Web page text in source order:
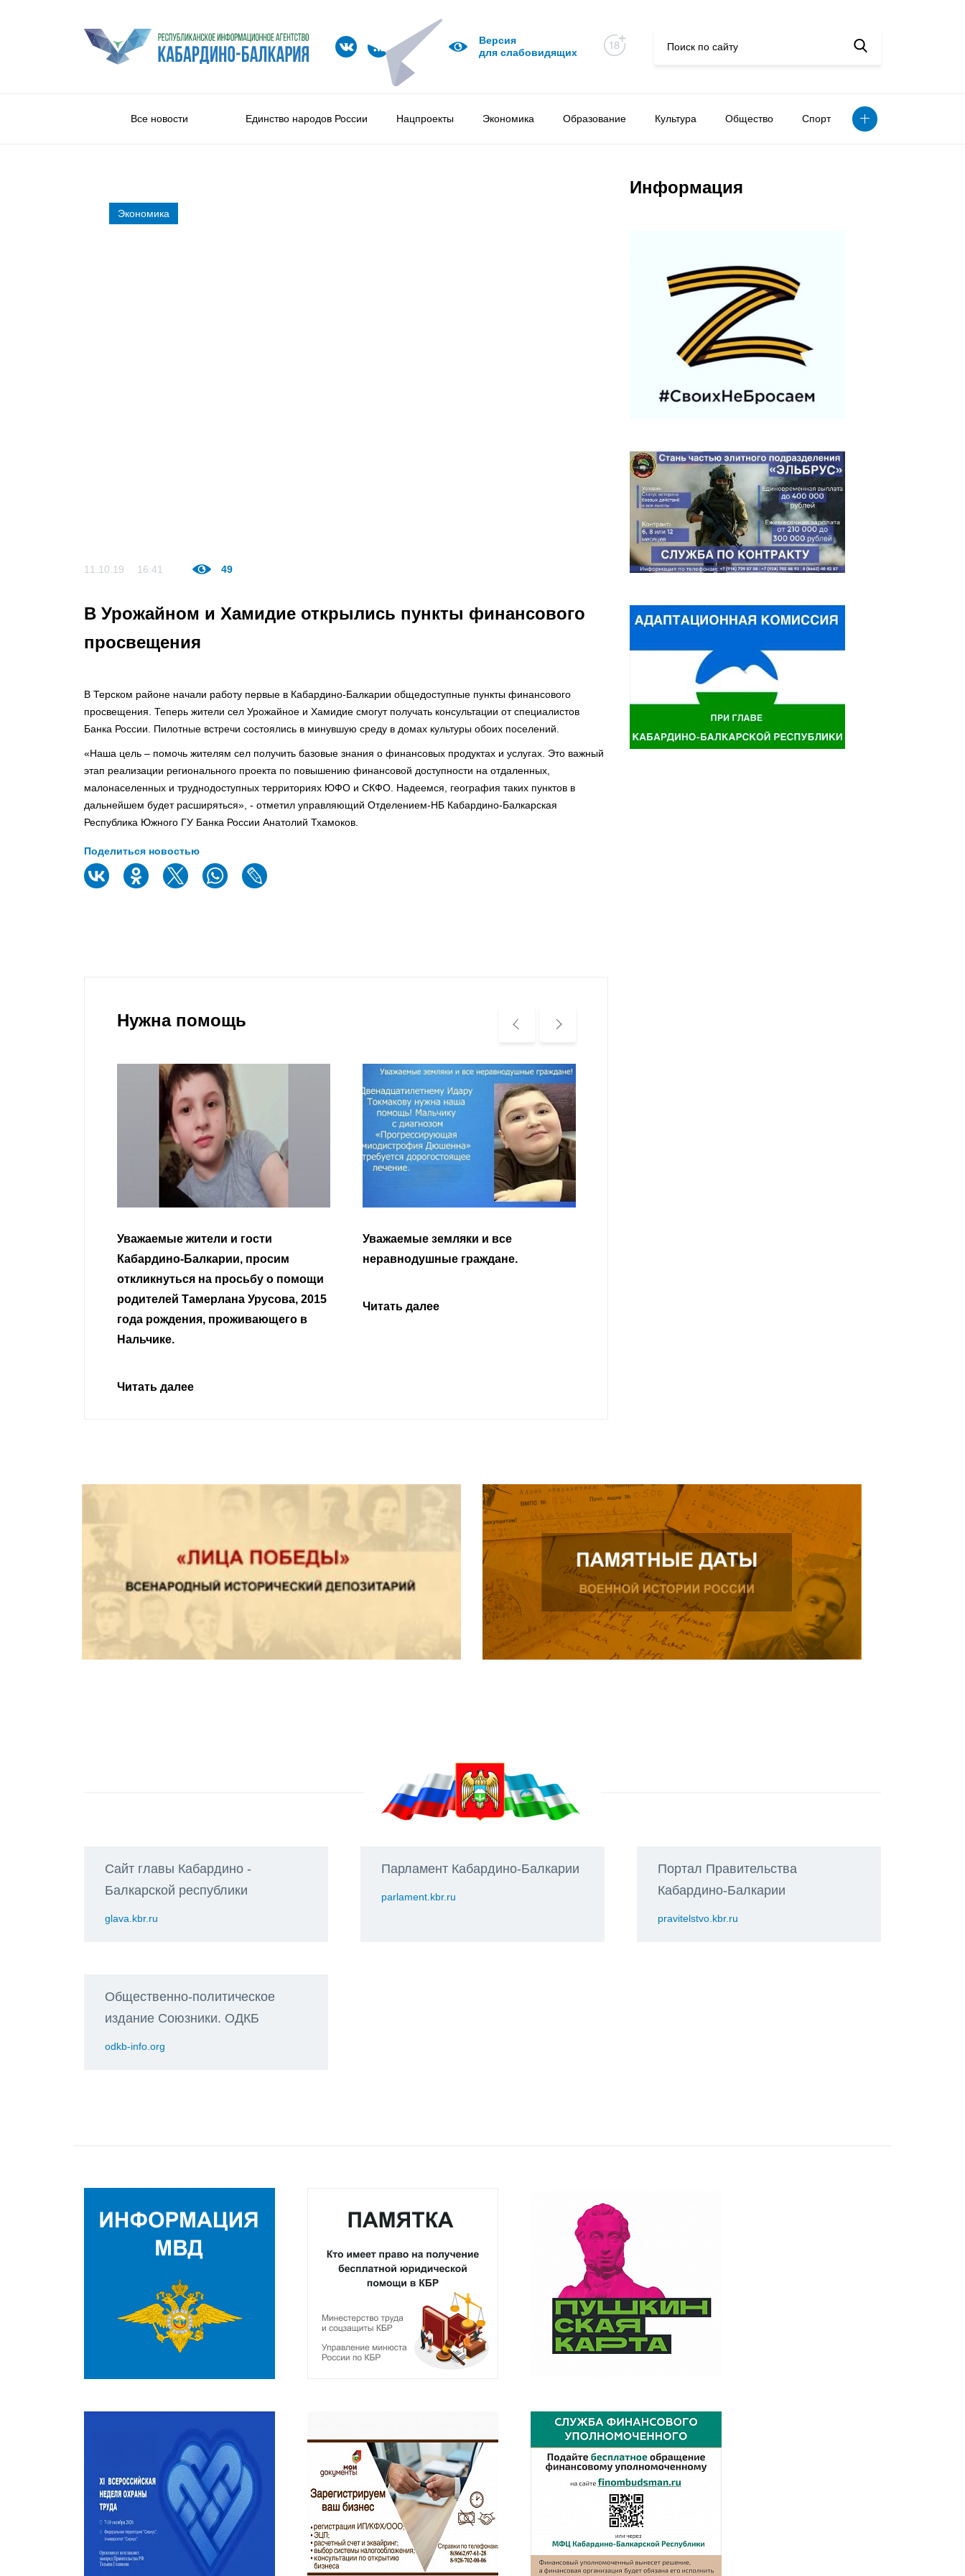
Версия
для слабовидящих
Все новости Единство народов России Нацпроекты Экономика Образование Культура Общество Спорт
Экономика
11.10.19 16:41 49
В Урожайном и Хамидие открылись пункты финансового
просвещения
В Терском районе начали работу первые в Кабардино-Балкарии общедоступные пункты финансового
просвещения. Теперь жители сел Урожайное и Хамидие смогут получать консультации от специалистов
Банка России. Пилотные встречи состоялись в минувшую среду в домах культуры обоих поселений.
«Наша цель – помочь жителям сел получить базовые знания о финансовых продуктах и услугах. Это важный
этап реализации регионального проекта по повышению финансовой доступности на отдаленных,
малонаселенных и труднодоступных территориях ЮФО и СКФО. Надеемся, география таких пунктов в
дальнейшем будет расширяться», - отметил управляющий Отделением-НБ Кабардино-Балкарская
Республика Южного ГУ Банка России Анатолий Тхамоков.
Поделиться новостью
Информация
Нужна помощь
Уважаемые земляки и все
неравнодушные граждане.
Читать далее
Читать далее
Сайт главы Кабардино -
Балкарской республики
glava.kbr.ru
Парламент Кабардино-Балкарии
parlament.kbr.ru
Портал Правительства
Кабардино-Балкарии
pravitelstvo.kbr.ru
Общественно-политическое
издание Союзники. ОДКБ
odkb-info.org